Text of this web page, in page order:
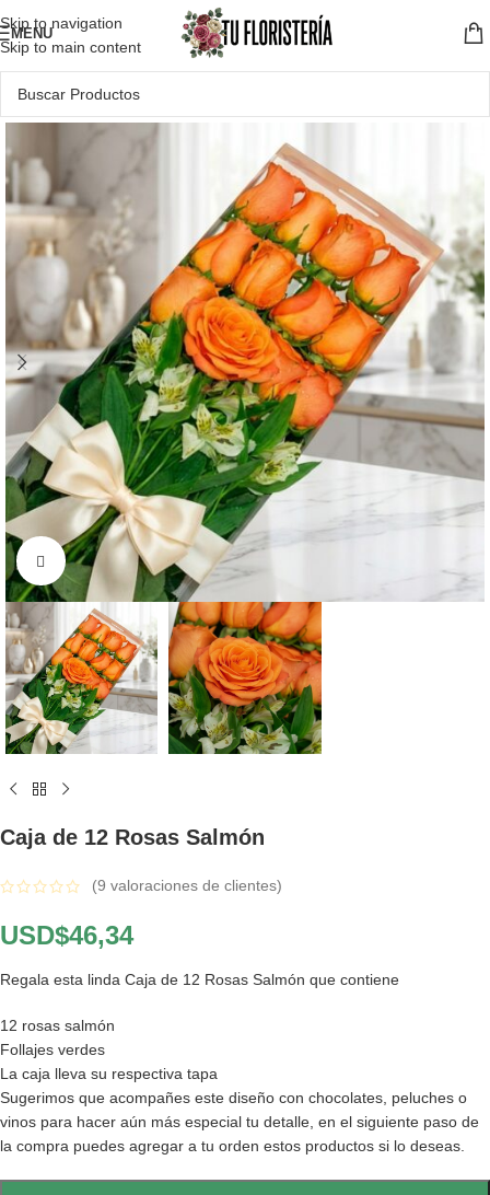
Skip to navigation
Skip to main content
MENU
Click to enlarge
Caja de 12 Rosas Salmón
(9 valoraciones de clientes)
USD$46,34
Regala esta linda Caja de 12 Rosas Salmón que contiene
12 rosas salmón
Follajes verdes
La caja lleva su respectiva tapa
Sugerimos que acompañes este diseño con chocolates, peluches o
vinos para hacer aún más especial tu detalle, en el siguiente paso de
la compra puedes agregar a tu orden estos productos si lo deseas.